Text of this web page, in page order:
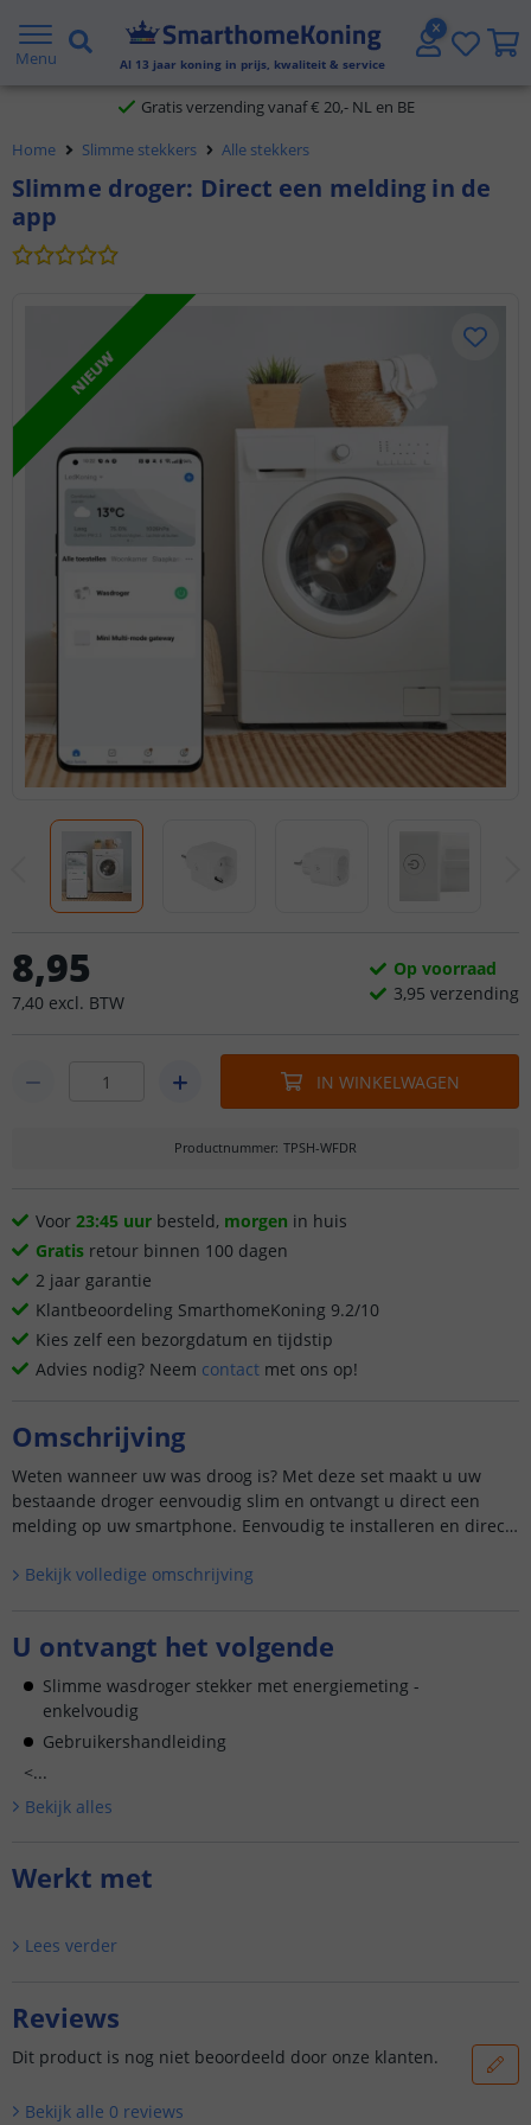
Menu Al 13 jaar koning in prijs, kwaliteit & service
2 jaar garantie
Gratis verzending vanaf € 20,- NL en BE
Klantbeoordeling 9.1
Home Slimme stekkers Alle stekkers
Slimme droger: Direct een melding in de
app
NIEUW
8,95
7,40 excl. BTW
Op voorraad
3,95 verzending
IN WINKELWAGEN
Productnummer: TPSH-WFDR
Voor 23:45 uur besteld, morgen in huis
Gratis retour binnen 100 dagen
2 jaar garantie
Klantbeoordeling SmarthomeKoning 9.2/10
Kies zelf een bezorgdatum en tijdstip
Advies nodig? Neem contact met ons op!
Omschrijving
Weten wanneer uw was droog is? Met deze set maakt u uw
bestaande droger eenvoudig slim en ontvangt u direct een
melding op uw smartphone. Eenvoudig te installeren en direct
Bekijk volledige omschrijving
U ontvangt het volgende
Slimme wasdroger stekker met energiemeting -
enkelvoudig
Gebruikershandleiding
<...
Bekijk alles
Werkt met
Lees verder
Reviews
Dit product is nog niet beoordeeld door onze klanten.
Bekijk alle 0 reviews